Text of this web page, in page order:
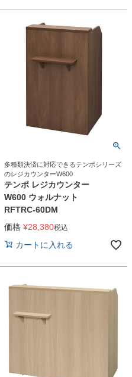
多種類決済に対応できるテンポシリーズ
のレジカウンターW600
テンポ レジカウンター
W600 ウォルナット
RFTRC-60DM
価格 ¥28,380税込
カートに入れる